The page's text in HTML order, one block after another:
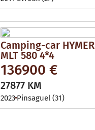
Camping-car HYMER
MLT 580 4*4
136900 €
27877 KM
2023 Pinsaguel (31)